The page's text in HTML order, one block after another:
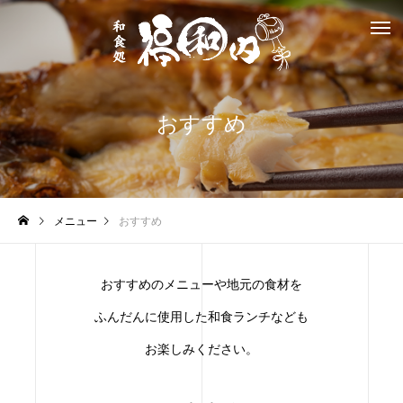
おすすめ
メニュー おすすめ
おすすめのメニューや地元の食材を
ふんだんに使用した和食ランチなども
お楽しみください。